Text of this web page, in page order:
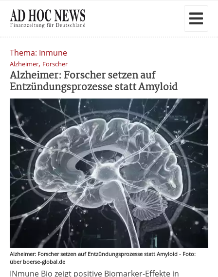
Thema: Inmune
Alzheimer, Forscher
Alzheimer: Forscher setzen auf
Entzündungsprozesse statt Amyloid
Alzheimer: Forscher setzen auf Entzündungsprozesse statt Amyloid - Foto:
über boerse-global.de
INmune Bio zeigt positive Biomarker-Effekte in